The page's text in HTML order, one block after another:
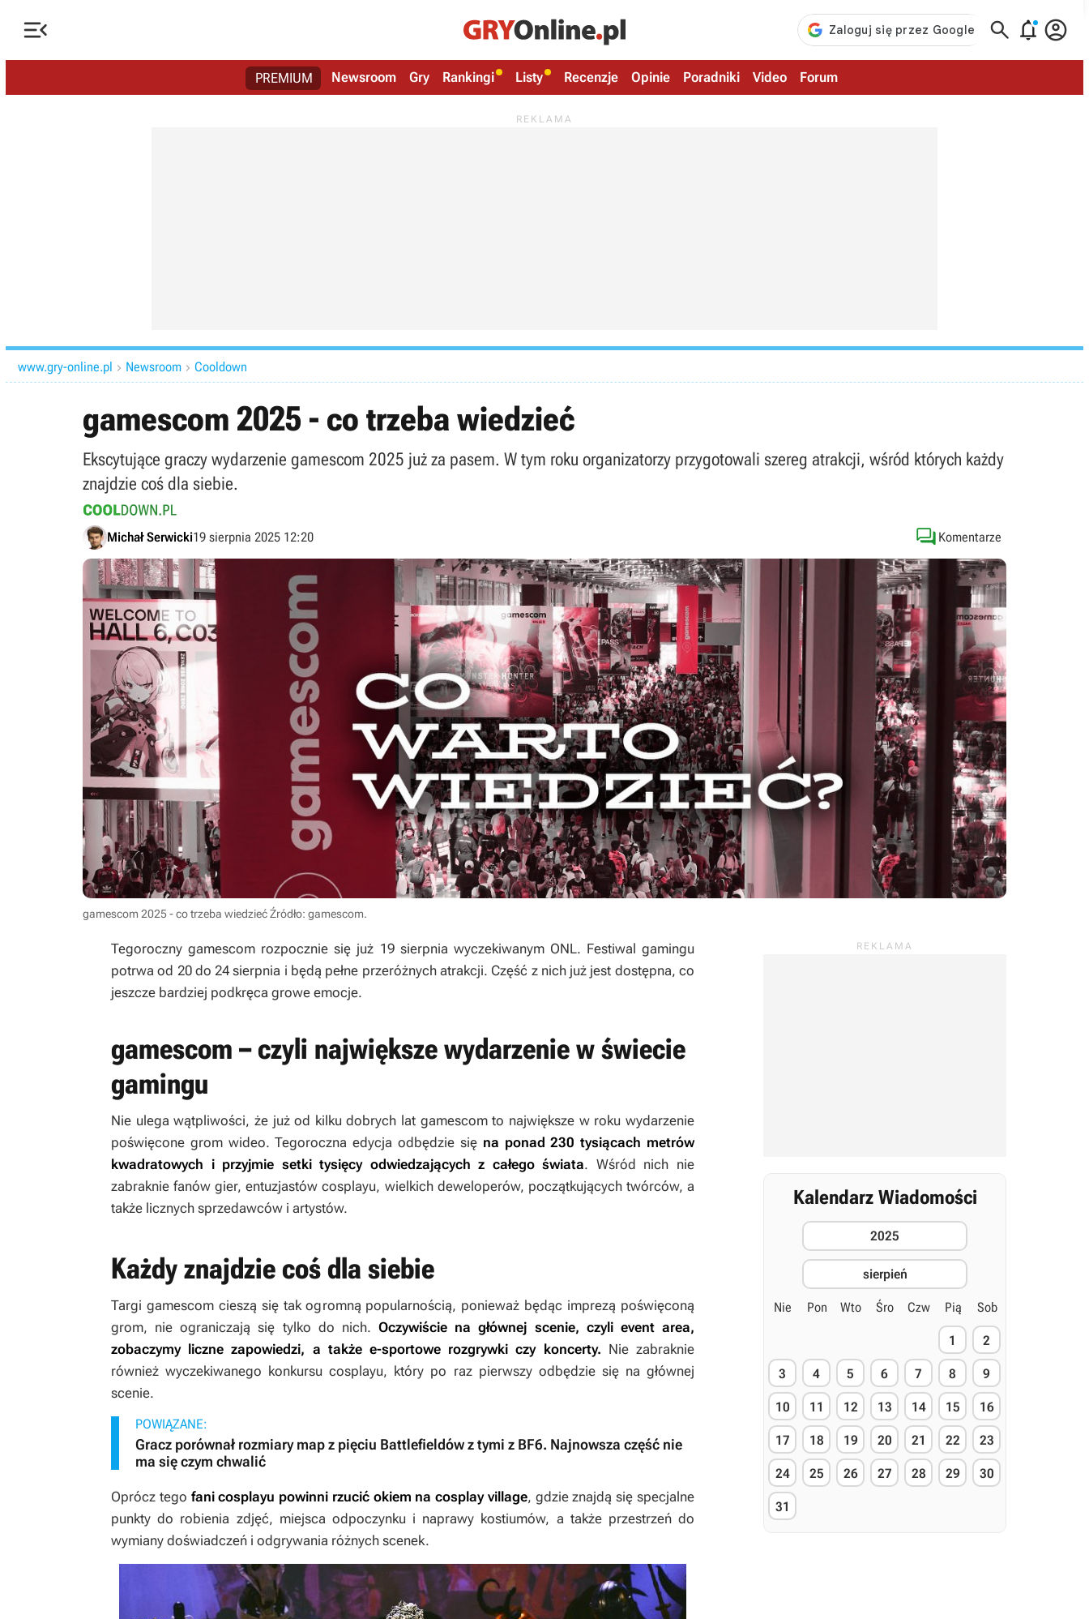
   
PREMIUM Newsroom Gry Rankingi Listy Recenzje Opinie Poradniki Video Forum
www.gry-online.pl  Newsroom  Cooldown
gamescom 2025 - co trzeba wiedzieć
Ekscytujące graczy wydarzenie gamescom 2025 już za pasem. W tym roku organizatorzy przygotowali szereg atrakcji, wśród których każdy
znajdzie coś dla siebie.
Michał Serwicki19 sierpnia 2025 12:20  Komentarze
gamescom 2025 - co trzeba wiedziećŹródło: gamescom.
Tegoroczny gamescom rozpocznie się już 19 sierpnia wyczekiwanym ONL. Festiwal gamingu
potrwa od 20 do 24 sierpnia i będą pełne przeróżnych atrakcji. Część z nich już jest dostępna, co
jeszcze bardziej podkręca growe emocje.
gamescom – czyli największe wydarzenie w świecie
gamingu
Nie ulega wątpliwości, że już od kilku dobrych lat gamescom to największe w roku wydarzenie
poświęcone grom wideo. Tegoroczna edycja odbędzie się na ponad 230 tysiącach metrów
kwadratowych i przyjmie setki tysięcy odwiedzających z całego świata. Wśród nich nie
zabraknie fanów gier, entuzjastów cosplayu, wielkich deweloperów, początkujących twórców, a
także licznych sprzedawców i artystów.
Każdy znajdzie coś dla siebie
Targi gamescom cieszą się tak ogromną popularnością, ponieważ będąc imprezą poświęconą
grom, nie ograniczają się tylko do nich.Oczywiście na głównej scenie, czyli event area,
zobaczymy liczne zapowiedzi, a także e-sportowe rozgrywki czy koncerty. Nie zabraknie
również wyczekiwanego konkursu cosplayu, który po raz pierwszy odbędzie się na głównej
scenie.
POWIĄZANE:
Gracz porównał rozmiary map z pięciu Battlefieldów z tymi z BF6. Najnowsza część nie
ma się czym chwalić
Oprócz tego fani cosplayu powinni rzucić okiem na cosplay village, gdzie znajdą się specjalne
punkty do robienia zdjęć, miejsca odpoczynku i naprawy kostiumów, a także przestrzeń do
wymiany doświadczeń i odgrywania różnych scenek.
Kalendarz Wiadomości
2025
sierpień
Nie Pon Wto Śro Czw Pią Sob
1 2
3 4 5 6 7 8 9
10 11 12 13 14 15 16
17 18 19 20 21 22 23
24 25 26 27 28 29 30
31